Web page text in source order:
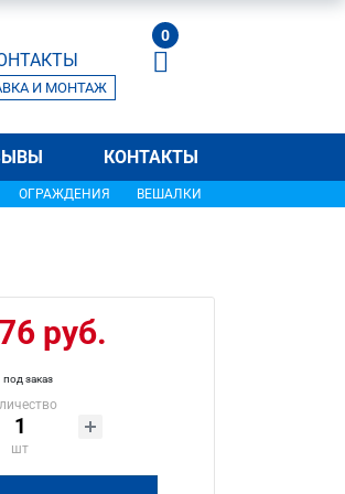
И МОНТАЖ
0
КОНТАКТЫ
ОГРАЖДЕНИЯ ВЕШАЛКИ
руб.
под заказ
шт